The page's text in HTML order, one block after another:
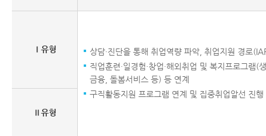
Ⅰ유형
상담·진단을 통해 취업역량 파악, 취업지원 경로
직업훈련·일경험·창업·해외취업 및 복지프로그램(
금융, 돌봄서비스 등) 등 연계
구직활동지원 프로그램 연계 및 집중취업알선 진행
Ⅱ유형